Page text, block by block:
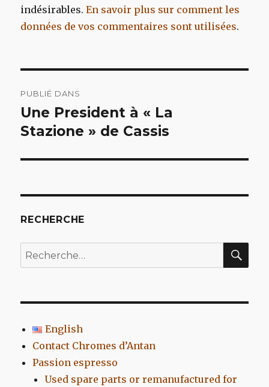
indésirables.En savoir plus sur comment les
données de vos commentaires sont utilisées.
de
l’article
PUBLIÉ DANS
Une President à « La
Stazione » de Cassis
RECHERCHE
Recherche
pour
English
Contact Chromes d’Antan
Passion espresso
Used spare parts or remanufactured for